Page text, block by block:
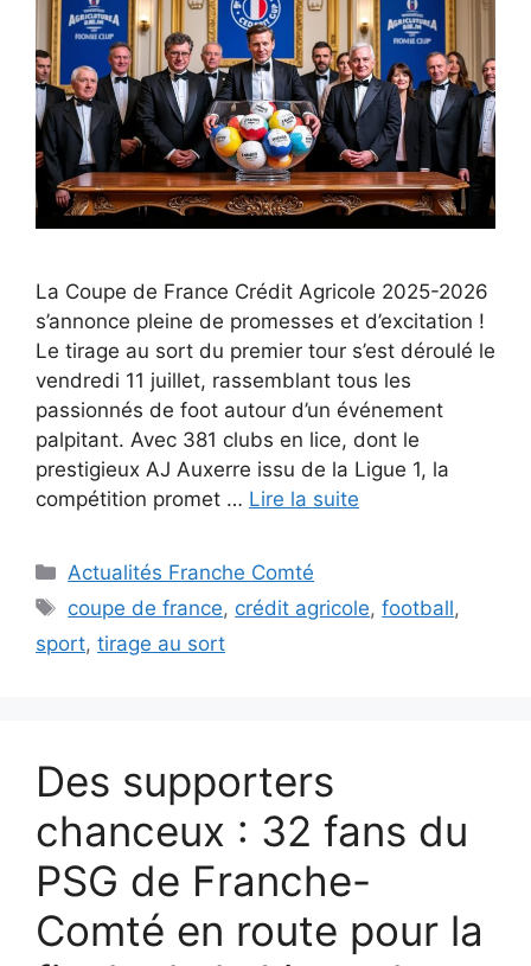
La Coupe de France Crédit Agricole 2025-2026
s’annonce pleine de promesses et d’excitation !
Le tirage au sort du premier tour s’est déroulé le
vendredi 11 juillet, rassemblant tous les
passionnés de foot autour d’un événement
palpitant. Avec 381 clubs en lice, dont le
prestigieux AJ Auxerre issu de la Ligue 1, la
compétition promet … Lire la suite
Catégories
Actualités Franche Comté
Étiquettes
coupe de france, crédit agricole,football,
sport, tirage au sort
Des supporters
chanceux : 32 fans du
PSG de Franche-
Comté en route pour la